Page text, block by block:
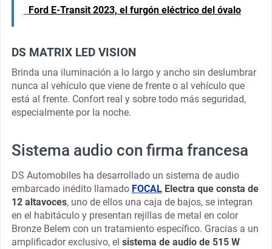
Ford E-Transit 2023, el furgón eléctrico del óvalo
DS MATRIX LED VISION
Brinda una iluminación a lo largo y ancho sin deslumbrar
nunca al vehículo que viene de frente o al vehículo que
está al frente. Confort real y sobre todo más seguridad,
especialmente por la noche.
Sistema audio con firma francesa
DS Automobiles ha desarrollado un sistema de audio
embarcado inédito llamado FOCALElectra que consta de
12 altavoces, uno de ellos una caja de bajos, se integran
en el habitáculo y presentan rejillas de metal en color
Bronze Belem con un tratamiento específico. Gracias a un
amplificador exclusivo, el sistema de audio de 515 W